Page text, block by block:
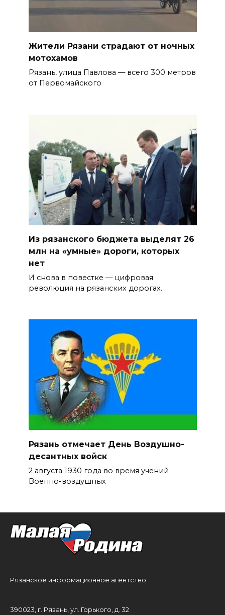
Жители Рязани страдают от ночных
мотохамов
Рязань, улица Павлова — всего 300 метров
от Первомайского
Из рязанского бюджета выделят 26
млн на «умные» дороги, которых
нет
И снова в повестке — цифровая
революция на рязанских дорогах.
Рязань отмечает День Воздушно-
десантных войск
2 августа 1930 года во время учений
Военно-воздушных
Рязанское информационное агентство
390023, г. Рязань, ул. Горького, д. 32